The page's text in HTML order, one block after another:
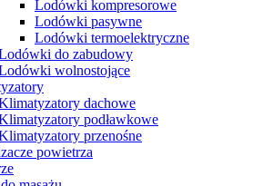
Lodówki kompresorowe
Lodówki pasywne
Lodówki termoelektryczne
do zabudowy
wolnostojące
dachowe
podławkowe
przenośne
powietrza